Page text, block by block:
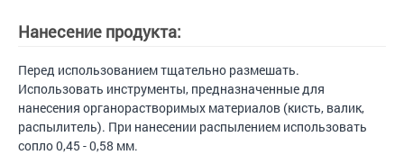
Нанесение продукта:
Перед использованием тщательно размешать.
Использовать инструменты, предназначенные для
нанесения органорастворимых материалов (кисть, валик,
распылитель). При нанесении распылением использовать
сопло 0,45 - 0,58 мм.